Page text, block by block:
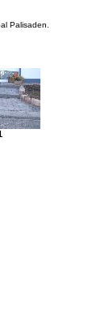
Palisaden.